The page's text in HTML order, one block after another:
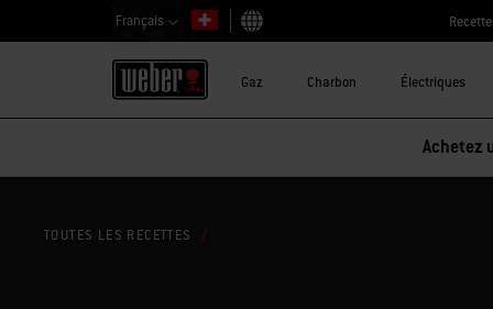
Français
Choisir un pays
Gaz Charbon Électriques
Achetez
TOUTES LES RECETTES